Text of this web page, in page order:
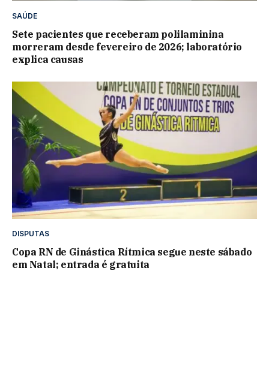
SAÚDE
Sete pacientes que receberam polilaminina
morreram desde fevereiro de 2026; laboratório
explica causas
DISPUTAS
Copa RN de Ginástica Rítmica segue neste sábado
em Natal; entrada é gratuita